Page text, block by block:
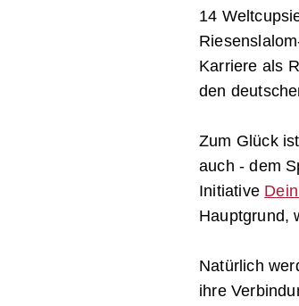
14
Karriere als
den
Zum Glück
auch - dem
Initiative
Hauptgrund,
Natürlich
ihre